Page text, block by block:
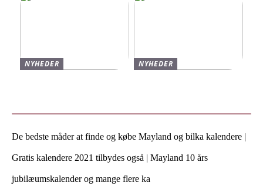
NYHEDER
NYHEDER
De bedste måder at finde og købe Mayland og bilka kalendere |
Gratis kalendere 2021 tilbydes også | Mayland 10 års
jubilæumskalender og mange flere ka